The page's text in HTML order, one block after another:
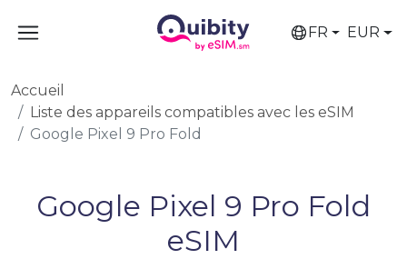
FR EUR
Accueil
Liste des appareils compatibles avec les eSIM
Google Pixel 9 Pro Fold
Google Pixel 9 Pro Fold
eSIM